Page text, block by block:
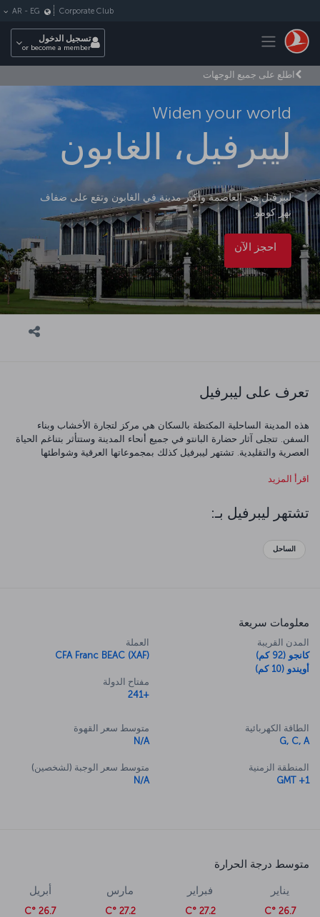
Toggle navigation
Corporate Club
AR - EG
تسجيل الدخول
or become a member
اطلع على جميع الوجهات
Widen your world
ليبرفيل، الغابون
ليبرفيل هي العاصمة وأكبر مدينة في الغابون وتقع على ضفاف
نهر كومو.
احجز الآن
تعرف على ليبرفيل
هذه المدينة الساحلية المكتظة بالسكان هي مركز لتجارة الأخشاب وبناء
السفن. تتجلى آثار حضارة البانتو في جميع أنحاء المدينة وستتأثر بتناغم الحياة
العصرية والتقليدية. تشتهر ليبرفيل كذلك بمجموعاتها العرقية وشواطئها
اقرأ المزيد
تشتهر ليبرفيل بـ:
الساحل
معلومات سريعة
المدن القريبة
كانجو (92 كم)
أويندو (10 كم)
العملة
CFA Franc BEAC (XAF)
مفتاح الدولة
+241
الطاقة الكهربائية
G, C, A
المنطقة الزمنية
GMT +1
متوسط سعر القهوة
N/A
متوسط سعر الوجبة (لشخصين)
N/A
متوسط درجة الحرارة
يناير
26.7 °C
فبراير
27.2 °C
مارس
27.2 °C
أبريل
26.7 °C